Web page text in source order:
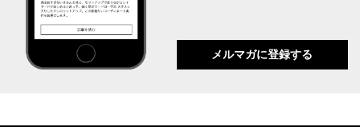
メルマガに登録する